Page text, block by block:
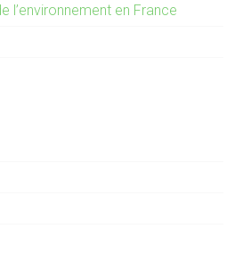
l’environnement en France